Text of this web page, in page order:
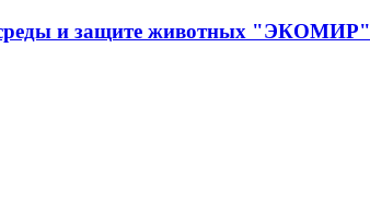
среды и защите животных "ЭКОМИР"